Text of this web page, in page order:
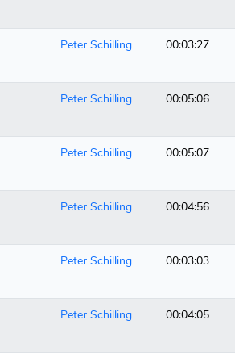
Peter Schilling 00:03:27
Peter Schilling 00:05:06
Peter Schilling 00:05:07
Peter Schilling 00:04:56
Peter Schilling 00:03:03
Peter Schilling 00:04:05